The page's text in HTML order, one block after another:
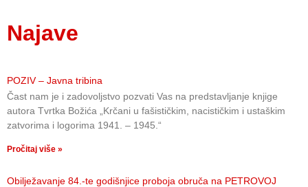
Najave
POZIV – Javna tribina
Čast nam je i zadovoljstvo pozvati Vas na predstavljanje knjige
autora Tvrtka Božića „Krčani u fašističkim, nacističkim i ustaškim
zatvorima i logorima 1941. – 1945.“
Pročitaj više »
Obilježavanje 84.-te godišnjice proboja obruča na PETROVOJ